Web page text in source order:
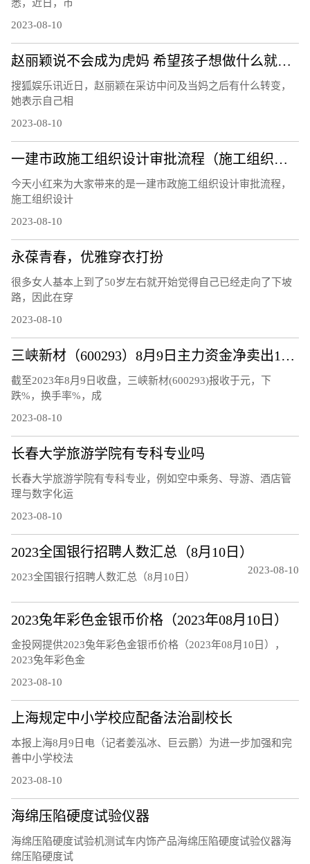
悉，近日，市
2023-08-10
赵丽颖说不会成为虎妈 希望孩子想做什么就做什么
搜狐娱乐讯近日，赵丽颖在采访中问及当妈之后有什么转变，
她表示自己相
2023-08-10
一建市政施工组织设计审批流程（施工组织设计审批流程）
今天小红来为大家带来的是一建市政施工组织设计审批流程，
施工组织设计
2023-08-10
永葆青春，优雅穿衣打扮
很多女人基本上到了50岁左右就开始觉得自己已经走向了下坡
路，因此在穿
2023-08-10
三峡新材（600293）8月9日主力资金净卖出120.48万元
截至2023年8月9日收盘，三峡新材(600293)报收于元，下
跌%，换手率%，成
2023-08-10
长春大学旅游学院有专科专业吗
长春大学旅游学院有专科专业，例如空中乘务、导游、酒店管
理与数字化运
2023-08-10
2023全国银行招聘人数汇总（8月10日）
2023全国银行招聘人数汇总（8月10日）
2023-08-10
2023兔年彩色金银币价格（2023年08月10日）
金投网提供2023兔年彩色金银币价格（2023年08月10日），
2023兔年彩色金
2023-08-10
上海规定中小学校应配备法治副校长
本报上海8月9日电（记者姜泓冰、巨云鹏）为进一步加强和完
善中小学校法
2023-08-10
海绵压陷硬度试验仪器
海绵压陷硬度试验机测试车内饰产品海绵压陷硬度试验仪器海
绵压陷硬度试